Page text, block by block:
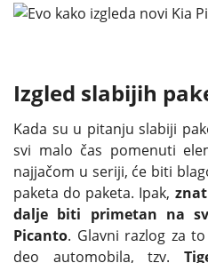
Izgled slabijih
Kada su u pitanju slabiji
svi malo čas pomenuti
najjačom u seriji, će biti
paketa do paketa. Ipak,
dalje biti primetan na
Picanto. Glavni razlog za
deo automobila, tzv.